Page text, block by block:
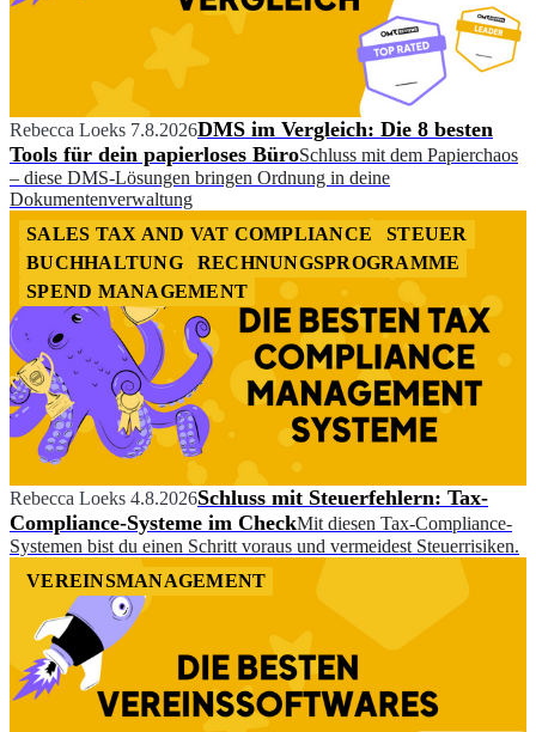
Rebecca Loeks 7.8.2026DMS im Vergleich: Die 8 besten
Tools für dein papierloses BüroSchluss mit dem Papierchaos
– diese DMS-Lösungen bringen Ordnung in deine
Dokumentenverwaltung
SALES TAX AND VAT COMPLIANCE
STEUER
BUCHHALTUNG
RECHNUNGSPROGRAMME
SPEND MANAGEMENT
Rebecca Loeks 4.8.2026Schluss mit Steuerfehlern: Tax-
Compliance-Systeme im CheckMit diesen Tax-Compliance-
Systemen bist du einen Schritt voraus und vermeidest Steuerrisiken.
VEREINSMANAGEMENT